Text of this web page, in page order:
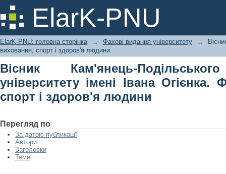
ElarK-PNU
Вісник Кам'янець-Подільського
Огієнка. Фізичне виховання, спорт
ElarK-PNU: головна сторінка → Фахові видання університету →
виховання, спорт і здоров'я людини
Вісник Кам'янець-
університету імені Івана Огієнка.
спорт і здоров'я людини
Перегляд по
За датою публикації
Автори
Заголовки
Теми